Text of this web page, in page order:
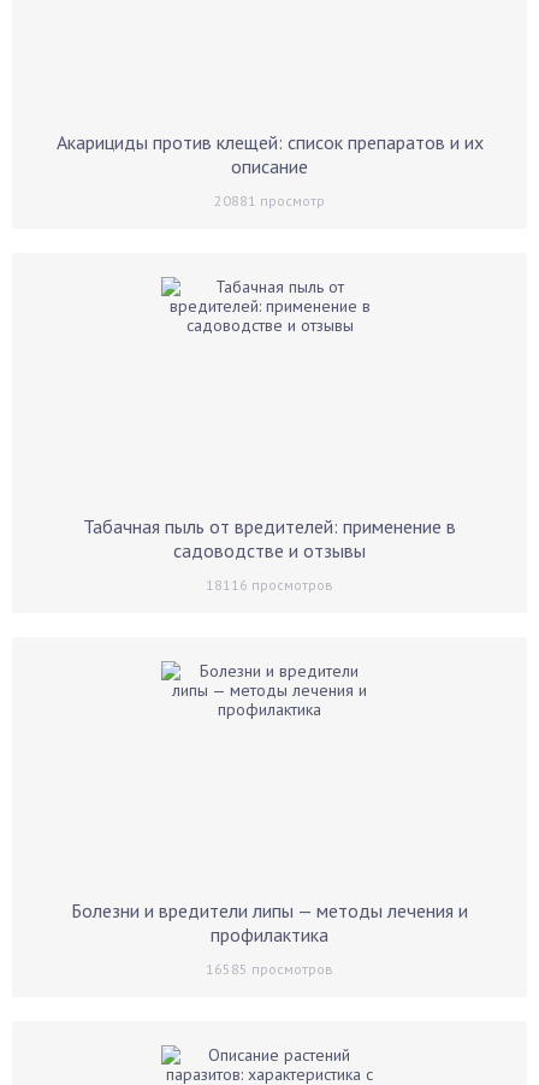
Акарициды против клещей: список препаратов и их
описание
20881 просмотр
Табачная пыль от вредителей: применение в
садоводстве и отзывы
18116 просмотров
Болезни и вредители липы — методы лечения и
профилактика
16585 просмотров